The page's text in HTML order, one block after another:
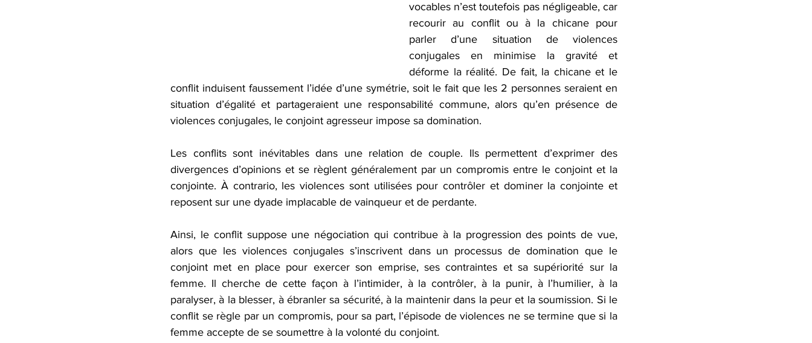
vocables n’est toutefois pas négligeable, car
recourir au conflit ou à la chicane pour
parler d’une situation de violences
conjugales en minimise la gravité et
déforme la réalité. De fait, la chicane et le
conflit induisent faussement l’idée d’une symétrie, soit le fait que les 2 personnes seraient en
situation d’égalité et partageraient une responsabilité commune, alors qu’en présence de
violences conjugales, le conjoint agresseur impose sa domination.
Les conflits sont inévitables dans une relation de couple. Ils permettent d’exprimer des
divergences d’opinions et se règlent généralement par un compromis entre le conjoint et la
conjointe. À contrario, les violences sont utilisées pour contrôler et dominer la conjointe et
reposent sur une dyade implacable de vainqueur et de perdante.
Ainsi, le conflit suppose une négociation qui contribue à la progression des points de vue,
alors que les violences conjugales s’inscrivent dans un processus de domination que le
conjoint met en place pour exercer son emprise, ses contraintes et sa supériorité sur la
femme. Il cherche de cette façon à l’intimider, à la contrôler, à la punir, à l’humilier, à la
paralyser, à la blesser, à ébranler sa sécurité, à la maintenir dans la peur et la soumission. Si le
conflit se règle par un compromis, pour sa part, l’épisode de violences ne se termine que si la
femme accepte de se soumettre à la volonté du conjoint.